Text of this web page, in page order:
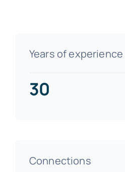
Years of experience
30
Connections